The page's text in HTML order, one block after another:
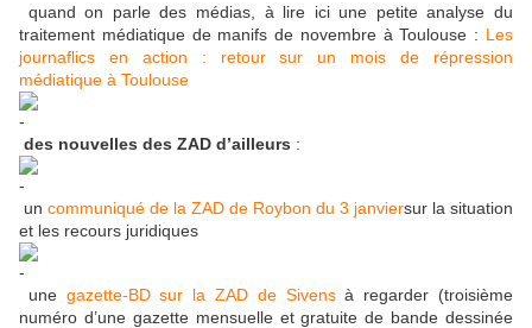
quand on parle des médias, à lire ici une petite analyse du
traitement médiatique de manifs de novembre à Toulouse : Les
journaflics en action : retour sur un mois de répression
médiatique à Toulouse
des nouvelles des ZAD d’ailleurs :
un communiqué de la ZAD de Roybon du 3 janviersur la situation
et les recours juridiques
une gazette-BD sur la ZAD de Sivensà regarder (troisième
numéro d’une gazette mensuelle et gratuite de bande dessinée